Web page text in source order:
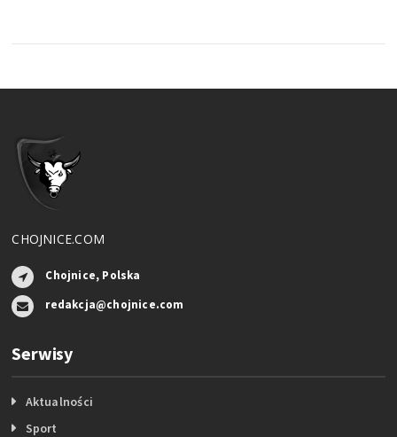
CHOJNICE.COM
Chojnice, Polska
redakcja@chojnice.com
Serwisy
Aktualności
Sport